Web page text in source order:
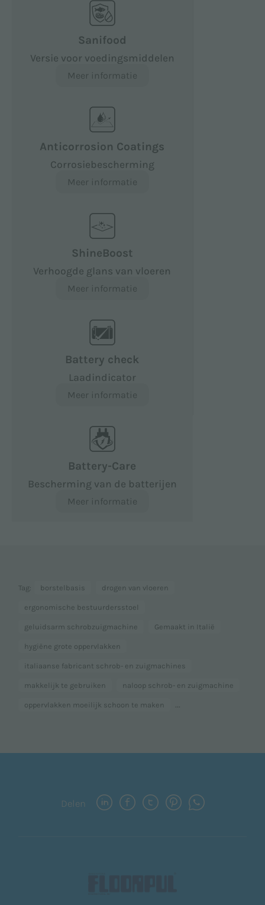
Sanifood
Versie voor voedingsmiddelen
Meer informatie
Anticorrosion Coatings
Corrosiebescherming
Meer informatie
ShineBoost
Verhoogde glans van vloeren
Meer informatie
Battery check
Laadindicator
Meer informatie
Battery-Care
Bescherming van de batterijen
Meer informatie
Tag: borstelbasis drogen van vloeren
ergonomische bestuurdersstoel
geluidsarm schrobzuigmachine Gemaakt in Italië
hygiëne grote oppervlakken
italiaanse fabricant schrob- en zuigmachines
makkelijk te gebruiken naloop schrob- en zuigmachine
oppervlakken moeilijk schoon te maken ...
Delen